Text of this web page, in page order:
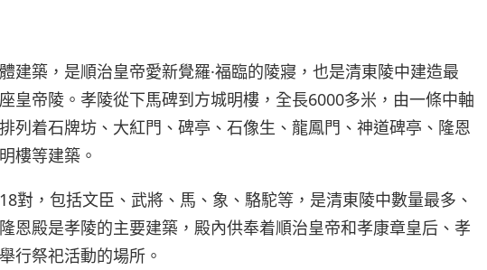
建築，是順治皇帝愛新覺羅·福臨的陵寢，也是清東陵中建造最
皇帝陵。孝陵從下馬碑到方城明樓，全長6000多米，由一條中軸
列着石牌坊、大紅門、碑亭、石像生、龍鳳門、神道碑亭、隆恩
樓等建築。
對，包括文臣、武將、馬、象、駱駝等，是清東陵中數量最多、
恩殿是孝陵的主要建築，殿內供奉着順治皇帝和孝康章皇后、孝
行祭祀活動的場所。